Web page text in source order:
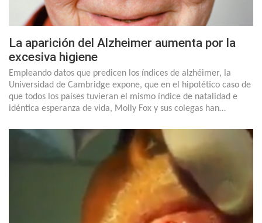
La aparición del Alzheimer aumenta por la
excesiva higiene
Empleando datos que predicen los índices de alzhéimer, la
Universidad de Cambridge expone, que en el hipotético caso de
que todos los países tuvieran el mismo índice de natalidad e
idéntica esperanza de vida, Molly Fox y sus colegas han…